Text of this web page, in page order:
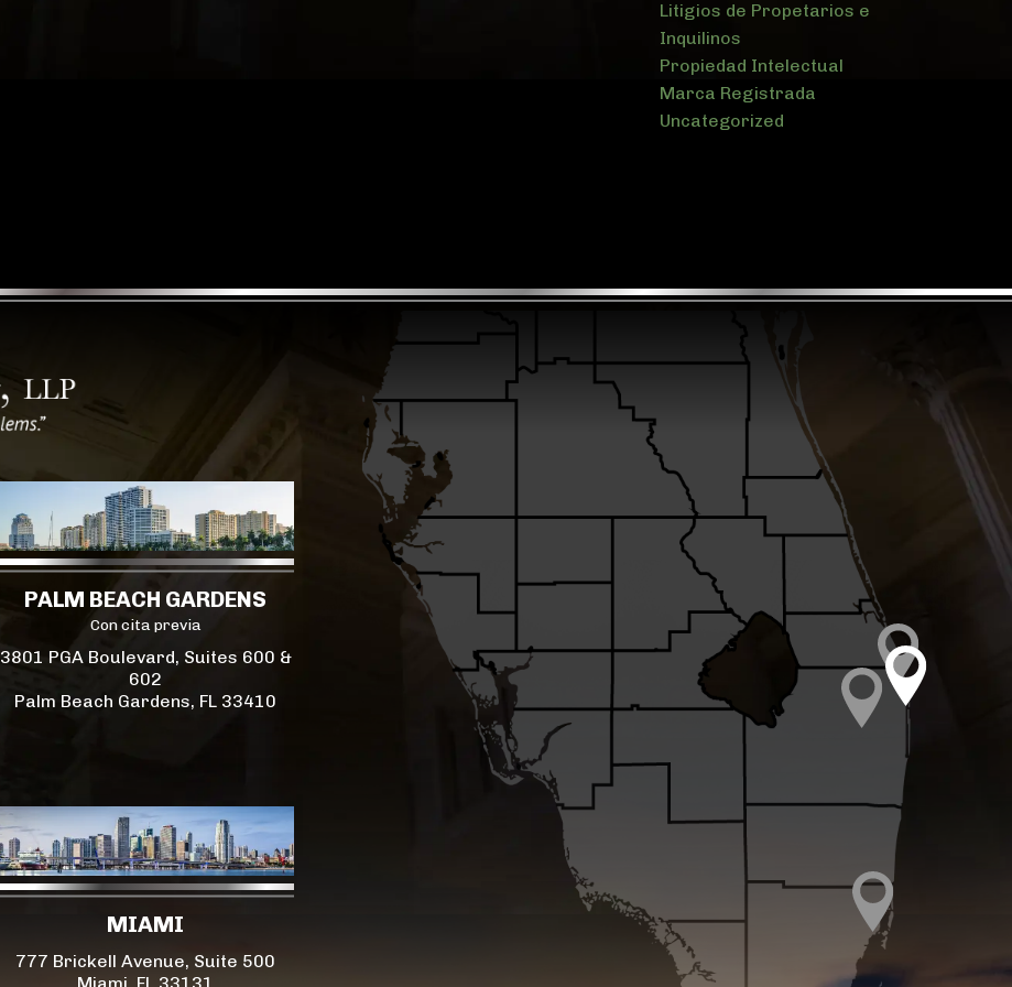
Litigios de Propetarios e
Inquilinos
Propiedad Intelectual
Marca Registrada
Uncategorized
PALM BEACH GARDENS
Con cita previa
3801 PGA Boulevard, Suites 600 &
602
Palm Beach Gardens, FL 33410
MIAMI
777 Brickell Avenue, Suite 500